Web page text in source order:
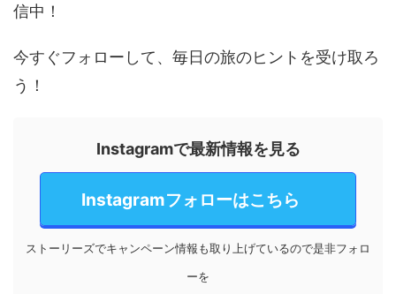
信中！
今すぐフォローして、毎日の旅のヒントを受け取ろ
う！
Instagramで最新情報を見る
Instagramフォローはこちら
ストーリーズでキャンペーン情報も取り上げているので是非フォロ
ーを